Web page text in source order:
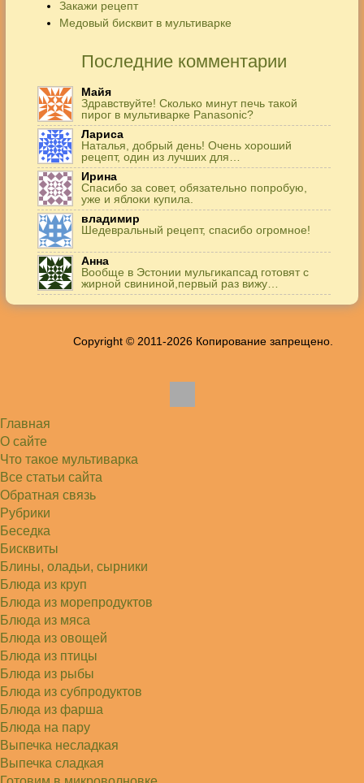
Закажи рецепт
Медовый бисквит в мультиварке
Последние комментарии
Майя
Здравствуйте! Сколько минут печь такой
пирог в мультиварке Panasonic?
Лариса
Наталья, добрый день! Очень хороший
рецепт, один из лучших для…
Ирина
Спасибо за совет, обязательно попробую,
уже и яблоки купила.
владимир
Шедевральный рецепт, спасибо огромное!
Анна
Вообще в Эстонии мульгикапсад готовят с
жирной свининой,первый раз вижу…
Игорь
Жанна
и сырую курочку, и…
Света
Советую простой рецепт как готовили наши
бабушки, на 5 минут…
Copyright © 2011-2026 Копирование запрещено.
Главная
О сайте
Что такое мультиварка
Все статьи сайта
Обратная связь
Рубрики
Беседка
Бисквиты
Блины, оладьи, сырники
Блюда из круп
Блюда из морепродуктов
Блюда из мяса
Блюда из овощей
Блюда из птицы
Блюда из рыбы
Блюда из субпродуктов
Блюда из фарша
Блюда на пару
Выпечка несладкая
Выпечка сладкая